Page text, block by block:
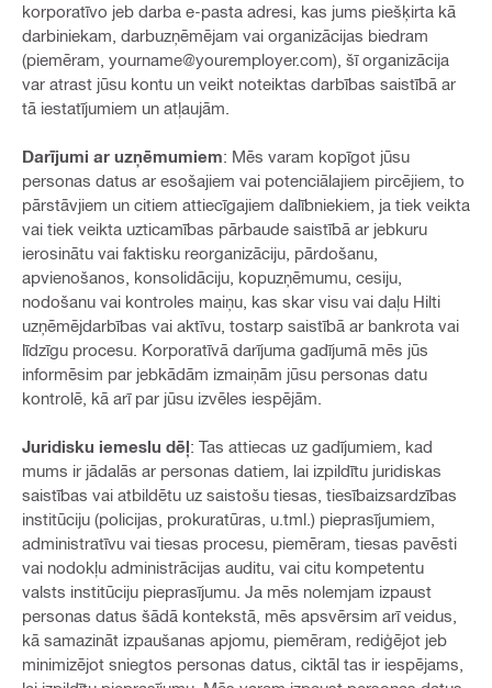
korporatīvo jeb darba e-pasta adresi, kas jums piešķirta kā
darbiniekam, darbuzņēmējam vai organizācijas biedram
(piemēram, yourname@youremployer.com), šī organizācija
var atrast jūsu kontu un veikt noteiktas darbības saistībā ar
tā iestatījumiem un atļaujām.
Darījumi ar uzņēmumiem: Mēs varam kopīgot jūsu
personas datus ar esošajiem vai potenciālajiem pircējiem, to
pārstāvjiem un citiem attiecīgajiem dalībniekiem, ja tiek veikta
vai tiek veikta uzticamības pārbaude saistībā ar jebkuru
ierosinātu vai faktisku reorganizāciju, pārdošanu,
apvienošanos, konsolidāciju, kopuzņēmumu, cesiju,
nodošanu vai kontroles maiņu, kas skar visu vai daļu Hilti
uzņēmējdarbības vai aktīvu, tostarp saistībā ar bankrota vai
līdzīgu procesu. Korporatīvā darījuma gadījumā mēs jūs
informēsim par jebkādām izmaiņām jūsu personas datu
kontrolē, kā arī par jūsu izvēles iespējām.
Juridisku iemeslu dēļ: Tas attiecas uz gadījumiem, kad
mums ir jādalās ar personas datiem, lai izpildītu juridiskas
saistības vai atbildētu uz saistošu tiesas, tiesībaizsardzības
institūciju (policijas, prokuratūras, u.tml.) pieprasījumiem,
administratīvu vai tiesas procesu, piemēram, tiesas pavēsti
vai nodokļu administrācijas auditu, vai citu kompetentu
valsts institūciju pieprasījumu. Ja mēs nolemjam izpaust
personas datus šādā kontekstā, mēs apsvērsim arī veidus,
kā samazināt izpaušanas apjomu, piemēram, rediģējot jeb
minimizējot sniegtos personas datus, ciktāl tas ir iespējams,